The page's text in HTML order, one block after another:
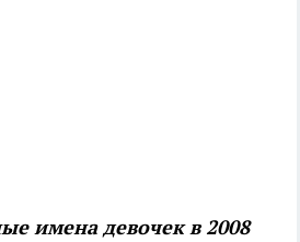
имена девочек в 2008